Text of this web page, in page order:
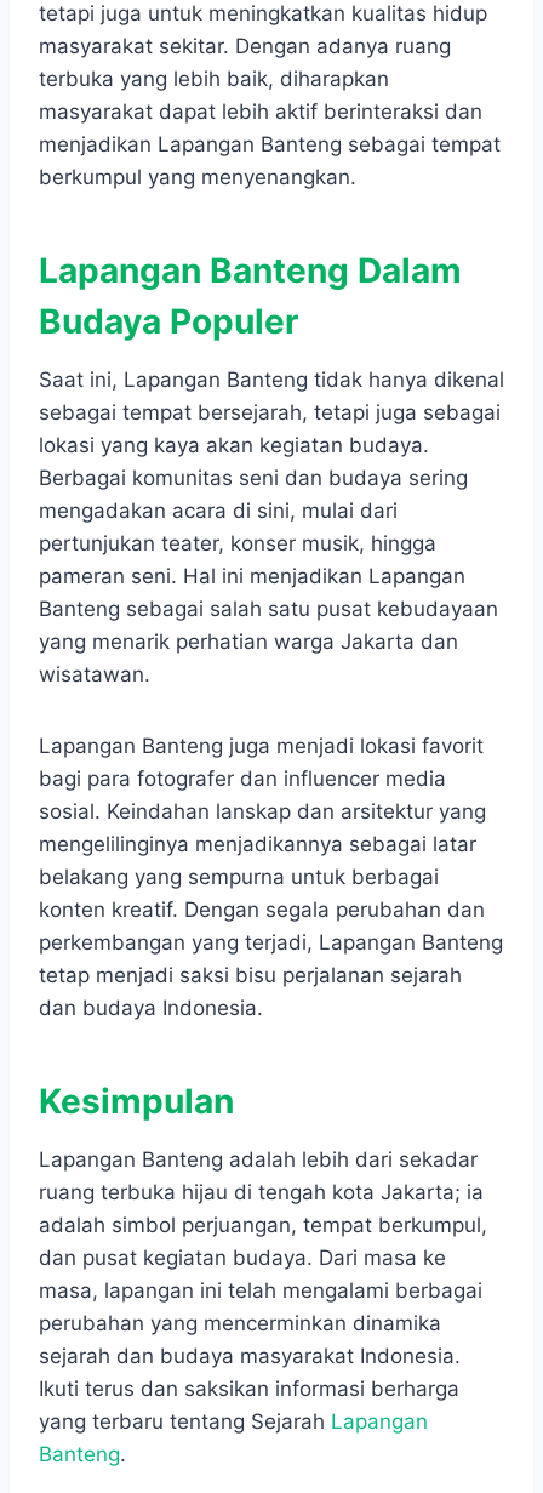
tetapi juga untuk meningkatkan kualitas hidup
masyarakat sekitar. Dengan adanya ruang
terbuka yang lebih baik, diharapkan
masyarakat dapat lebih aktif berinteraksi dan
menjadikan Lapangan Banteng sebagai tempat
berkumpul yang menyenangkan.
Lapangan Banteng Dalam
Budaya Populer
Saat ini, Lapangan Banteng tidak hanya dikenal
sebagai tempat bersejarah, tetapi juga sebagai
lokasi yang kaya akan kegiatan budaya.
Berbagai komunitas seni dan budaya sering
mengadakan acara di sini, mulai dari
pertunjukan teater, konser musik, hingga
pameran seni. Hal ini menjadikan Lapangan
Banteng sebagai salah satu pusat kebudayaan
yang menarik perhatian warga Jakarta dan
wisatawan.
Lapangan Banteng juga menjadi lokasi favorit
bagi para fotografer dan influencer media
sosial. Keindahan lanskap dan arsitektur yang
mengelilinginya menjadikannya sebagai latar
belakang yang sempurna untuk berbagai
konten kreatif. Dengan segala perubahan dan
perkembangan yang terjadi, Lapangan Banteng
tetap menjadi saksi bisu perjalanan sejarah
dan budaya Indonesia.
Kesimpulan
Lapangan Banteng adalah lebih dari sekadar
ruang terbuka hijau di tengah kota Jakarta; ia
adalah simbol perjuangan, tempat berkumpul,
dan pusat kegiatan budaya. Dari masa ke
masa, lapangan ini telah mengalami berbagai
perubahan yang mencerminkan dinamika
sejarah dan budaya masyarakat Indonesia.
Ikuti terus dan saksikan informasi berharga
yang terbaru tentang Sejarah Lapangan
Banteng.